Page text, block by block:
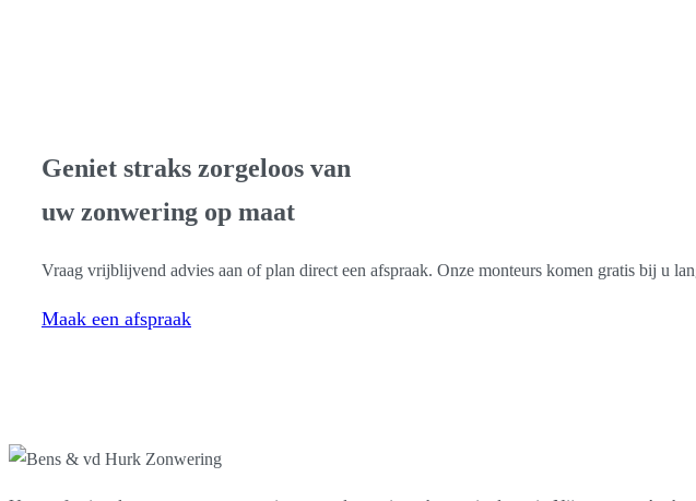
Geniet straks zorgeloos van
uw zonwering op maat
Vraag vrijblijvend advies aan of plan direct een afspraak. Onze monteurs komen gratis bij u
Maak een afspraak